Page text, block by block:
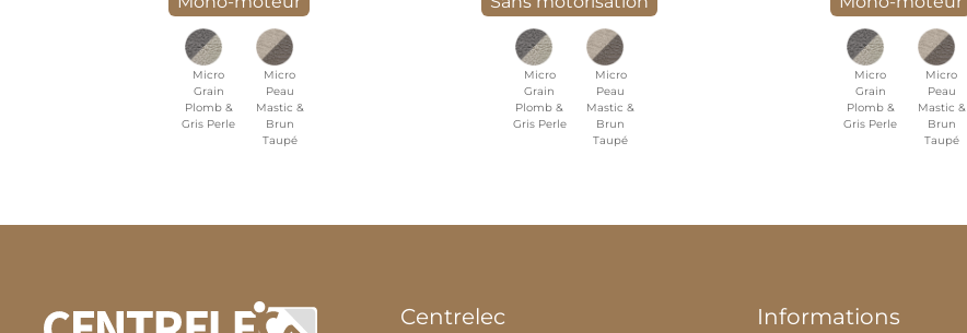
Micro
Grain
Plomb &
Gris Perle
Micro
Peau
Mastic &
Brun
Taupé
Micro
Grain
Plomb &
Gris Perle
Micro
Peau
Mastic &
Brun
Taupé
Micro
Grain
Plomb &
Gris Perle
Micro
Peau
Mastic &
Brun
Taupé
Centrelec Informations